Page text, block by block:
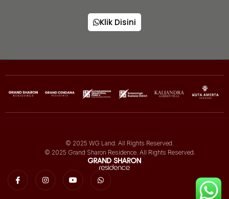
Klik Disini
© 2025 WG Land. All Rights Reserved.
© 2025 Grand Sharon Residence. All Rights Reserved.